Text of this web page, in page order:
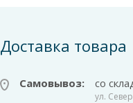
Доставка товара
Самовывоз: со
ул.